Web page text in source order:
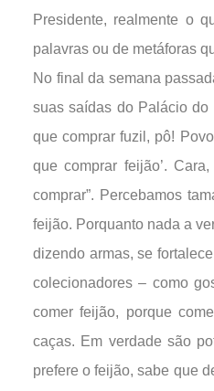
Presidente, realmente o
palavras ou de metáforas
No final da semana
suas saídas do Palácio do
que comprar fuzil, pô!
que comprar feijão’.
comprar”. Percebamos
feijão. Porquanto nada a
dizendo armas, se
colecionadores – como
comer feijão, porque
caças. Em verdade são
prefere o feijão, sabe que